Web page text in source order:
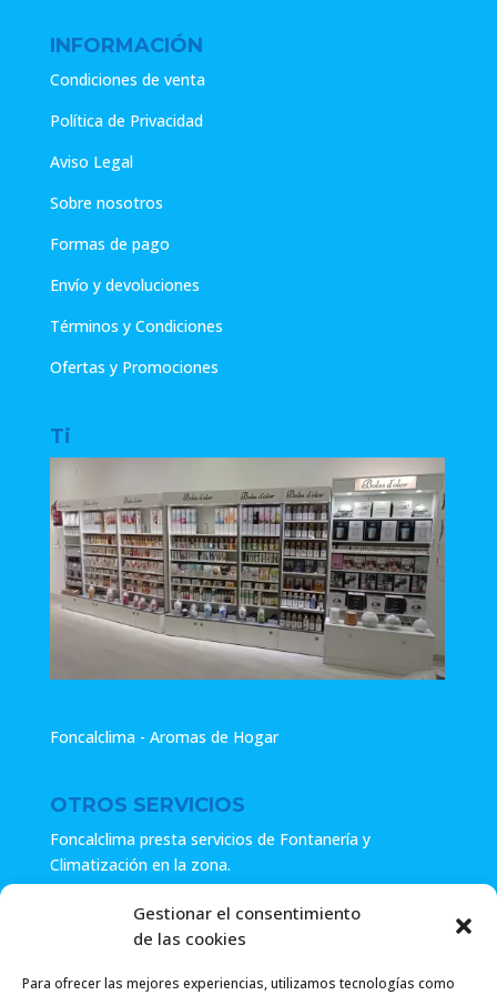
Gestionar el consentimiento
de las cookies
Para ofrecer las mejores experiencias, utilizamos tecnologías como
INFORMACIÓN
Condiciones de venta
Política de Privacidad
Aviso Legal
Sobre nosotros
Formas de pago
Envío y devoluciones
Términos y Condiciones
Ofertas y Promociones
Ti
Foncalclima - Aromas de Hogar
OTROS SERVICIOS
Foncalclima presta servicios de Fontanería y
Climatización en la zona.
Especialistas en sistemas de Osmosis.
Pide presupuesto sin compromiso o llámanos y haz tu
consulta.